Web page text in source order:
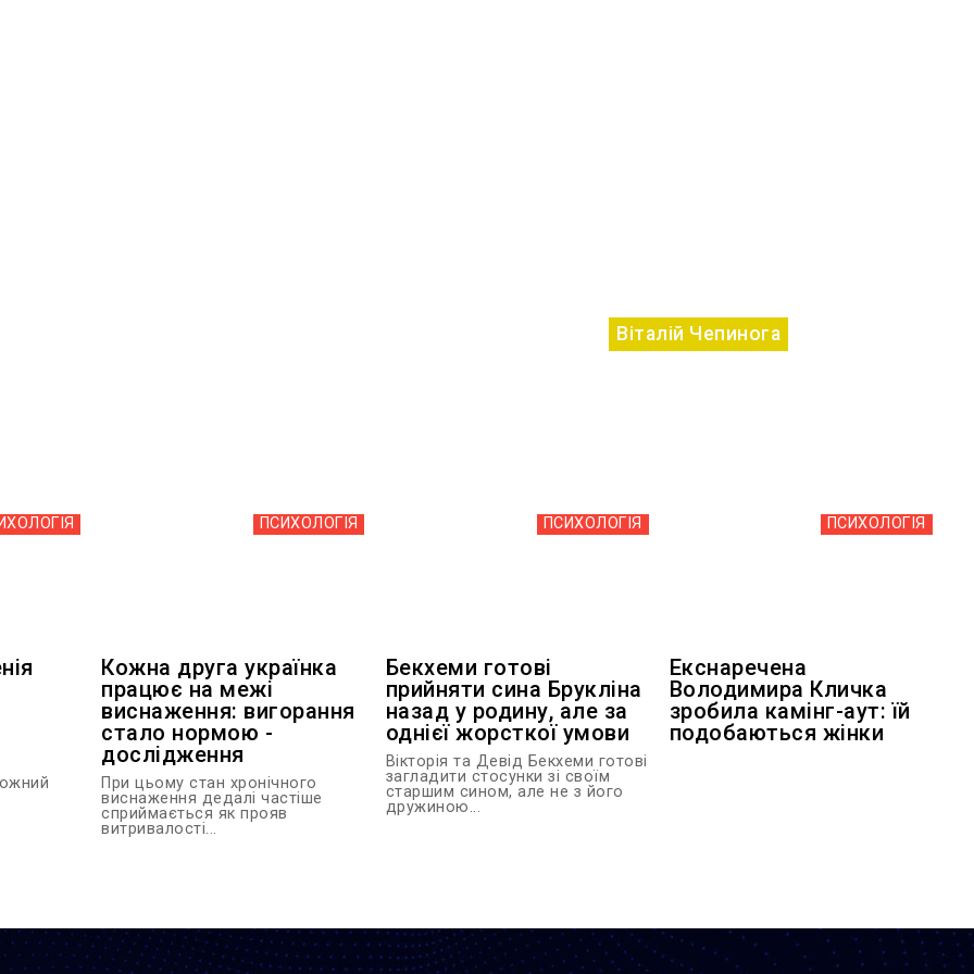
Віталій Чепинога
ПСИХОЛОГІЯ
Кожна друга українка
працює на межі
виснаження: вигорання
стало нормою -
дослідження
При цьому стан хронічного
виснаження дедалі частіше
сприймається як прояв
витривалості...
ПСИХОЛОГІЯ
Бекхеми готові
прийняти сина Брукліна
назад у родину, але за
однієї жорсткої умови
Вікторія та Девід Бекхеми готові
загладити стосунки зі своїм
старшим сином, але не з його
дружиною...
ПСИХОЛОГІЯ
Екснаречена
Володимира Кличка
зробила камінг-аут: їй
подобаються жінки